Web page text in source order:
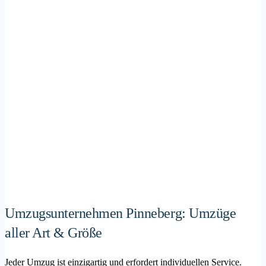
Umzugsunternehmen Pinneberg: Umzüge
aller Art & Größe
Jeder Umzug ist einzigartig und erfordert individuellen Service.